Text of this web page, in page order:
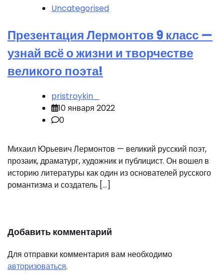
Uncategorised
Презентация Лермонтов 9 класс —
узнай всё о жизни и творчестве
великого поэта!
pristroykin_
10 января 2022
0
Михаил Юрьевич Лермонтов — великий русский поэт,
прозаик, драматург, художник и публицист. Он вошел в
историю литературы как один из основателей русского
романтизма и создатель […]
Добавить комментарий
Для отправки комментария вам необходимо
авторизоваться.